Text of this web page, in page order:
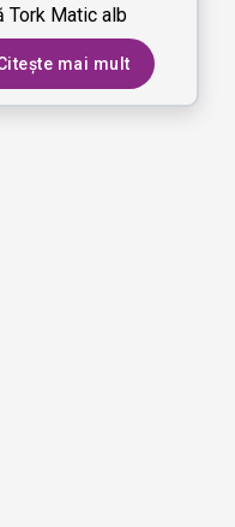
Tork Matic alb
mai mult